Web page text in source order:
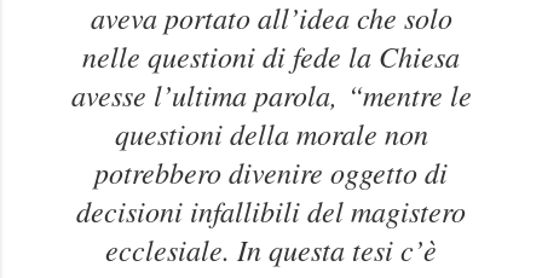
aveva portato all’idea che solo
nelle questioni di fede la Chiesa
avesse l’ultima parola, “mentre le
questioni della morale non
potrebbero divenire oggetto di
decisioni infallibili del magistero
ecclesiale. In questa tesi c’è